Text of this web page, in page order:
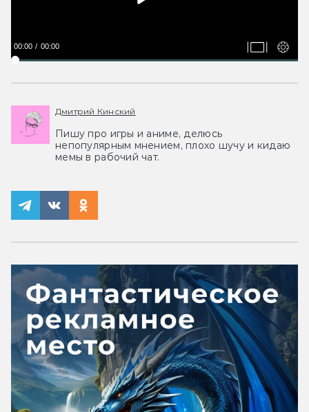
00:00 00:00
Дмитрий Кинский
Пишу про игры и аниме, делюсь
непопулярным мнением, плохо шучу и кидаю
мемы в рабочий чат.